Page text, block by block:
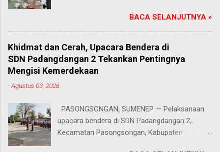
Kabupaten Sumenep. Ahad (2/8/2026).
Program ini menawarkan berbagai pilihan
keterampilan, mulai dari pembuatan roti dan kue
hingga kejuruan lainnya yang bebas dipilih
peserta sesuai bakat dan minat masing-
para peserta. Salah satunya Juhairiyah, peserta
Kecamatan Guluk-Guluk. "Saya sangat senang
bisa mengikuti pelatihan ini. Selain menambah
wawasan dan keterampilan baru, saya juga bisa
BACA SELANJUTNYA »
Khidmat dan Cerah, Upacara Bendera di
SDN Padangdangan 2 Tekankan Pentingnya
Mengisi Kemerdekaan
-Agustus 03, 2026
PASONGSONGAN, SUMENEP — Pelaksanaan
upacara bendera di SDN Padangdangan 2,
Kecamatan Pasongsongan, Kabupaten